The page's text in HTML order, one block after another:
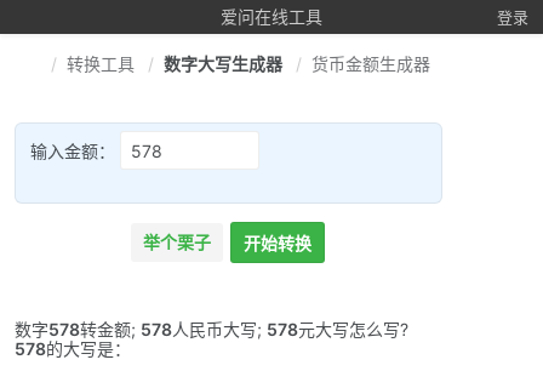
爱问在线工具 登录
转换工具 数字大写生成器 货币金额生成器
输入金额：
举个栗子 开始转换
数字578转金额; 578人民币大写; 578元大写怎么写?
578的大写是：